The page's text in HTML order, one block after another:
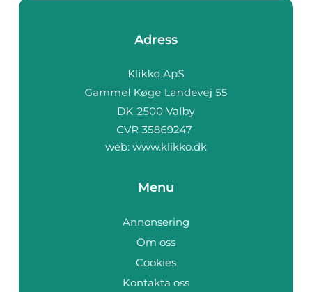
Adress
web: www.klikko.dk
Menu
Annonsering
Om oss
Cookies
Kontakta oss